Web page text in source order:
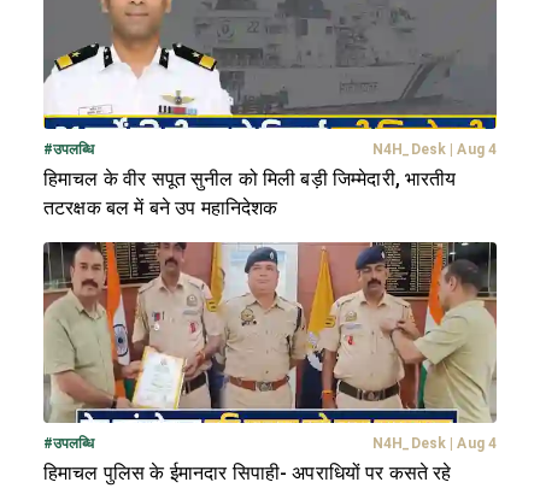
#उपलब्धि N4H_Desk | Aug 4
हिमाचल के वीर सपूत सुनील को मिली बड़ी जिम्मेदारी, भारतीय
तटरक्षक बल में बने उप महानिदेशक
#उपलब्धि N4H_Desk | Aug 4
हिमाचल पुलिस के ईमानदार सिपाही- अपराधियों पर कसते रहे